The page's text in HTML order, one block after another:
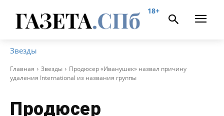
18+
Звезды
Главная Звезды
Продюсер «Иванушек» назвал причину
удаления International из названия группы
Продюсер